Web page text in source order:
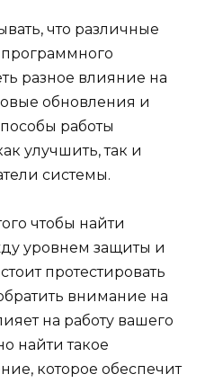
что различные
разное влияние на
обновления и
работы
улучшить, так и
системы.
чтобы найти
уровнем защиты и
протестировать
внимание на
на работу вашего
найти такое
которое обеспечит